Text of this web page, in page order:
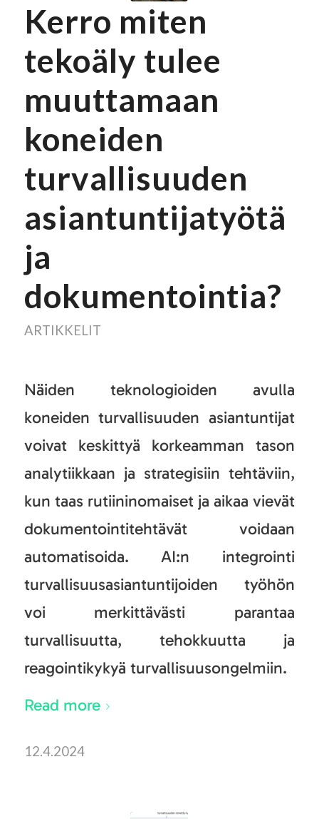
Kerro miten
tekoäly tulee
muuttamaan
koneiden
turvallisuuden
asiantuntijatyötä
ja
dokumentointia?
ARTIKKELIT
Näiden teknologioiden avulla
koneiden turvallisuuden asiantuntijat
voivat keskittyä korkeamman tason
analytiikkaan ja strategisiin tehtäviin,
kun taas rutiininomaiset ja aikaa vievät
dokumentointitehtävät voidaan
automatisoida. AI:n integrointi
turvallisuusasiantuntijoiden työhön
voi merkittävästi parantaa
turvallisuutta, tehokkuutta ja
reagointikykyä turvallisuusongelmiin.
Read more
12.4.2024